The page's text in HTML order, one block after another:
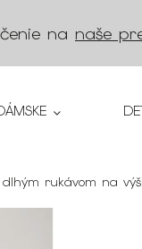
na naše
rukávom na